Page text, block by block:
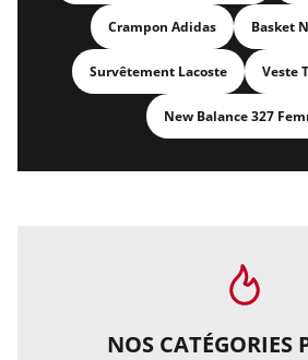
Crampon Adidas Basket
Survêtement Lacoste Veste
New Balance 327
NOS CATÉGORIES